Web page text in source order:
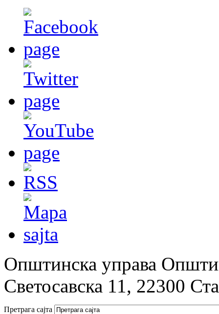
Општинска управа
Светосавска 11, 22300
Претрага сајта